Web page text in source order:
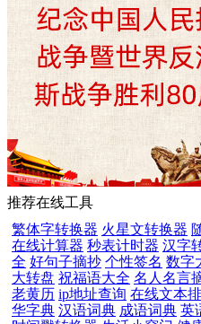
推荐在线工具
繁体字转换器 火星文转换器
在线计算器 秒表计时器 汉字
全 好句子摘抄 个性签名 数字
大转盘 祝福语大全 名人名言
老黄历 ip地址查询 在线文本
华字典 汉语词典 成语词典 英